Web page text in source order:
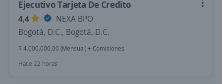
Ejecutivo Tarjeta De Credito
4,4
NEXA BPO
Bogotá, D.C., Bogotá, D.C.
$ 4.000.000,00 (Mensual) + Comisiones
Hace 22 horas